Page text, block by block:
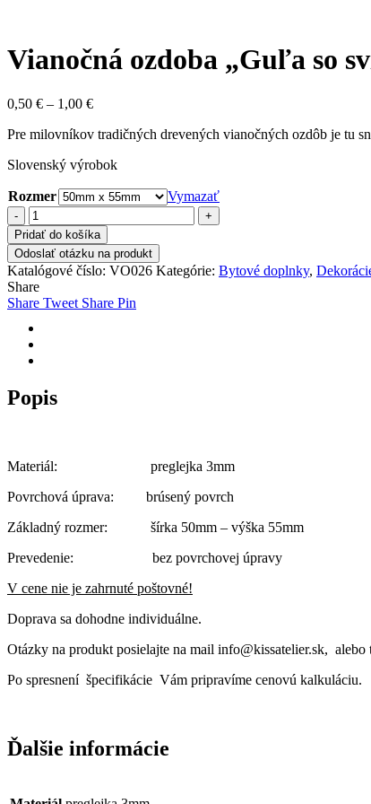
Vianočná ozdoba „Guľa so
0,50 € – 1,00 €Price
0,50 €
1,00 €
Pre milovníkov tradičných drevených vianočných ozdôb je tu
Slovenský výrobok
Rozmer
Vymazať
množstvo
Vianočná
ozdoba
"Guľa
so
sviečkou"
VO026
Pridať do košíka
Odoslať otázku na produkt
Katalógové číslo: VO026 Kategórie: Bytové doplnky,
Share
Share Tweet Share Pin
Popis
Materiál: preglejka 3mm
Povrchová úprava: brúsený povrch
Základný rozmer: šírka 50mm – výška 55mm
Prevedenie: bez povrchovej úpravy
V cene nie je zahrnuté poštovné!
Doprava sa dohodne individuálne.
Otázky na produkt posielajte na mail info@kissatelier.sk,
Po spresnení špecifikácie Vám pripravíme cenovú kalkuláciu.
Ďalšie informácie